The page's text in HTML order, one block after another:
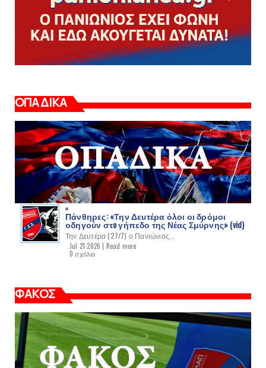
ΟΠΑΔΙΚΑ
Πάνθηρες: «Την Δευτέρα όλοι οι δρόμοι
οδηγούν στo γήπεδο της Νέας Σμύρνης» (vid)
Την Δευτέρα (27/7) ο Πανιώνιος...
Jul 21 2026 | Read more
0 σχόλια
ΦΑΚΟΣ